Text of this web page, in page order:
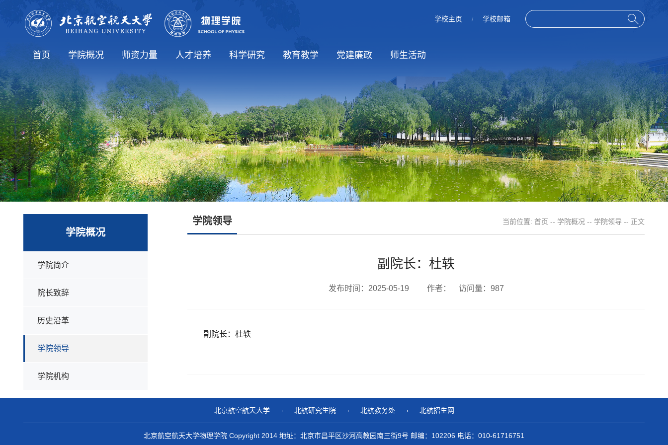
学校主页 / 学校邮箱
首页 学院概况
学院简介
院长致辞
历史沿革
学院领导
学院机构
师资力量
师资队伍
博士生导师
教师列表
党政办公室
学生工作办公室
人才培养 科学研究 教育教学 党建廉政 师生活动
学院概况
学院简介
院长致辞
历史沿革
学院领导
学院机构
学院领导 当前位置: 首页 -- 学院概况 -- 学院领导 -- 正文
副院长：杜轶
发布时间：2025-05-19 作者： 访问量： 987
副院长：杜轶
北京航空航天大学 北航研究生院 北航教务处 北航招生网
北京航空航天大学物理学院 Copyright 2014 地址：北京市昌平区沙河高教园南三街9号 邮编：102206 电话：010-61716751